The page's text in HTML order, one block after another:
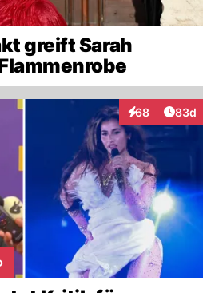
greift Sarah
68
Interaktionen
83d